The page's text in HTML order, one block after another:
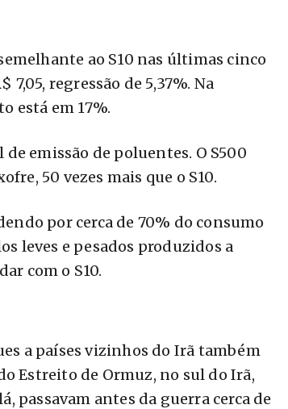
ao S10 nas últimas cinco
7,05, regressão de 5,37%. Na
está em 17%.
emissão de poluentes. O S500
50 vezes mais que o S10.
por cerca de 70% do consumo
leves e pesados produzidos a
com o S10.
a países vizinhos do Irã também
Estreito de Ormuz, no sul do Irã,
passavam antes da guerra cerca de